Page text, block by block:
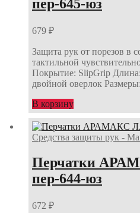
пер-645-юз
679 ₽
Защита рук от порезов в
тактильной
Покрытие: SlipGrip
двойной оверлок
В корзину
Средства защиты рук -
Перчатки
пер-644-юз
672 ₽